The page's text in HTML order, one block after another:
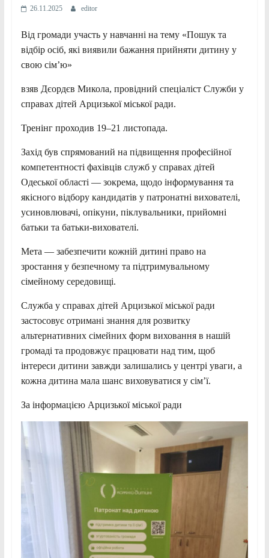
26.11.2025 editor
Від громади участь у навчанні на тему «Пошук та
відбір осіб, які виявили бажання прийняти дитину у
свою сім’ю»
взяв Дєордєв Микола, провідний спеціаліст Служби у
справах дітей Арцизької міської ради.
Тренінг проходив 19–21 листопада.
Захід був спрямований на підвищення професійної
компетентності фахівців служб у справах дітей
Одеської області — зокрема, щодо інформування та
якісного відбору кандидатів у патронатні вихователі,
усиновлювачі, опікуни, піклувальники, прийомні
батьки та батьки-вихователі.
Мета — забезпечити кожній дитині право на
зростання у безпечному та підтримувальному
сімейному середовищі.
Служба у справах дітей Арцизької міської ради
застосовує отримані знання для розвитку
альтернативних сімейних форм виховання в нашій
громаді та продовжує працювати над тим, щоб
інтереси дитини завжди залишались у центрі уваги, а
кожна дитина мала шанс виховуватися у сім’ї.
За інформацією Арцизької міської ради